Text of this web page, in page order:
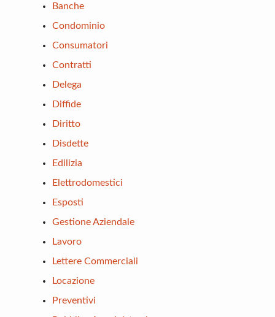
Banche
Condominio
Consumatori
Contratti
Delega
Diffide
Diritto
Disdette
Edilizia
Elettrodomestici
Esposti
Gestione Aziendale
Lavoro
Lettere Commerciali
Locazione
Preventivi